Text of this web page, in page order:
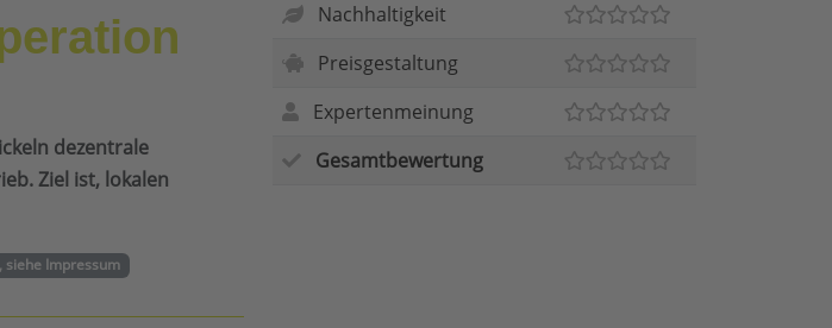
dezentrale
Ziel ist, lokalen
siehe Impressum
Nachhaltigkeit
Preisgestaltung
Expertenmeinung
Gesamtbewertung